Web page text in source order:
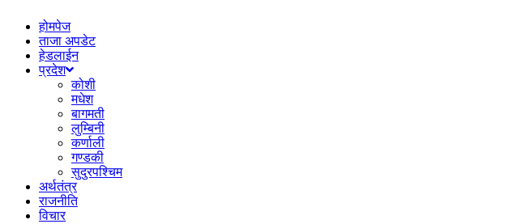
होमपेज
ताजा अपडेट
हेडलाईन
प्रदेश
कोशी
मधेश
बागमती
लुम्बिनी
कर्णाली
गण्डकी
सुदुरपश्चिम
अर्थतंत्र
राजनीति
विचार